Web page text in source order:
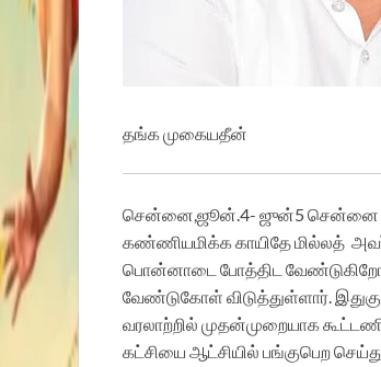
தங்க முகையதீன்
சென்னை,ஜூன்.4- ஜுன்5 சென்னை
கண்ணியமிக்க காயிதே மில்லத்
பொன்னாடை போத்திட வேண்டுகிறோம்
வேண்டுகோள் விடுத்துள்ளார்.
வரலாற்றில் முதன்முறையாக
கட்சியை ஆட்சியில் பங்குபெற